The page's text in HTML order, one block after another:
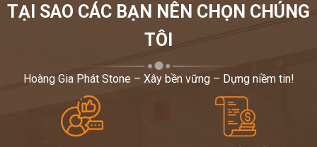
TẠI SAO CÁC BẠN NÊN CHỌN CHÚNG
TÔI
Hoàng Gia Phát Stone – Xây bền vững – Dựng niềm tin!